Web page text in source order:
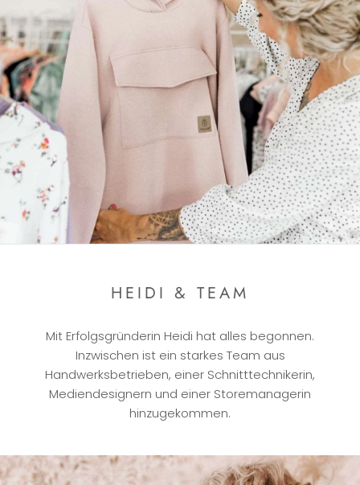
HEIDI & TEAM
Mit Erfolgsgründerin Heidi hat alles begonnen.
Inzwischen ist ein starkes Team aus
Handwerksbetrieben, einer Schnitttechnikerin,
Mediendesignern und einer Storemanagerin
hinzugekommen.